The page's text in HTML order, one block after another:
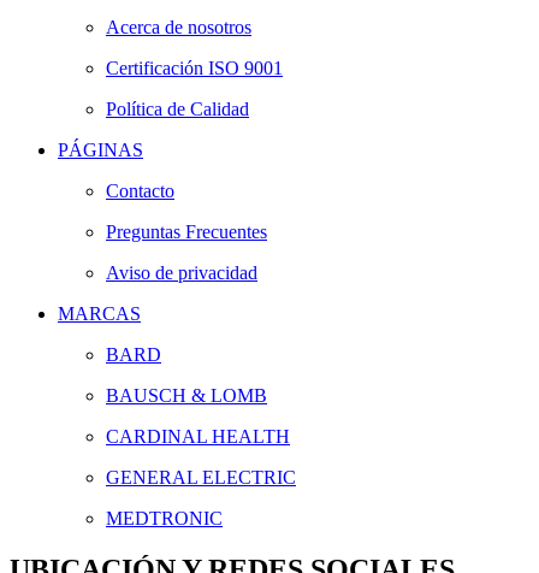
Acerca de nosotros
Certificación ISO 9001
Política de Calidad
PÁGINAS
Contacto
Preguntas Frecuentes
Aviso de privacidad
MARCAS
BARD
BAUSCH & LOMB
CARDINAL HEALTH
GENERAL ELECTRIC
MEDTRONIC